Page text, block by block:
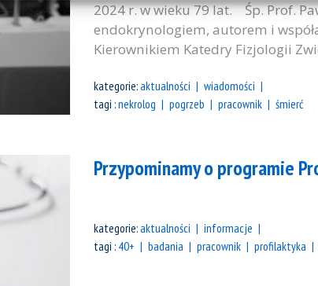
2024 r. w wieku 79 lat. Śp. Prof.
endokrynologiem, autorem i
Kierownikiem Katedry Fizjologii
kategorie:aktualności
wiadomości
tagi :nekrolog pogrzeb pracownik śmierć
Przypominamy o programie
kategorie:aktualności
informacje
tagi : 40+ badania pracownik profilaktyka